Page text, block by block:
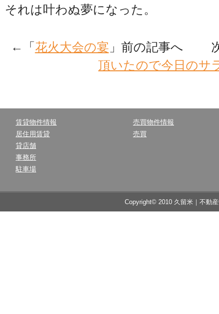
それは叶わぬ夢になった。
←「 花火大会の宴 」前の記事へ
頂いたので今日のサ
賃貸物件情報
居住用賃貸
貸店舗
事務所
駐車場
売買物件情報
売買
Copyright© 2010 久留米｜不動